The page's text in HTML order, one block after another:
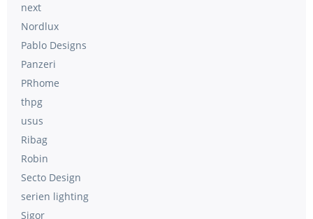
next
Nordlux
Pablo Designs
Panzeri
PRhome
thpg
usus
Ribag
Robin
Secto Design
serien lighting
Sigor